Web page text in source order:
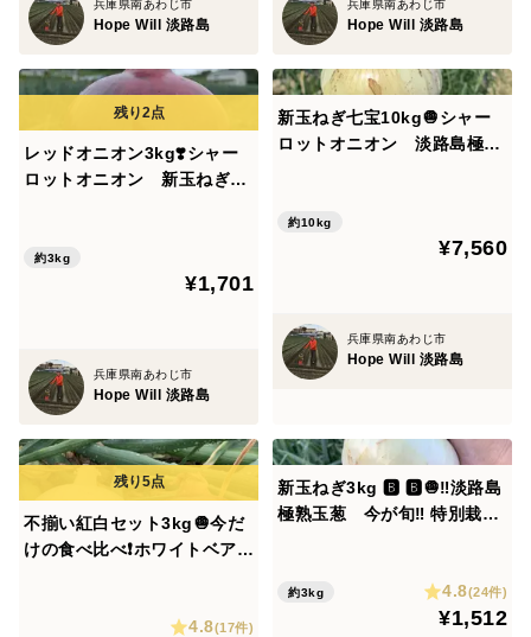
兵庫県南あわじ市
Hope Will 淡路島
兵庫県南あわじ市
Hope Will 淡路島
レッドオニオン3kg❣️シャー
ロットオニオン 新玉ねぎ
約3kg
¥1,701
兵庫県南あわじ市
Hope Will 淡路島
新玉ねぎ七宝10kg🧅シャー
ロットオニオン 淡路島極熟
約10kg
¥7,560
兵庫県南あわじ市
Hope Will 淡路島
不揃い紅白セット3kg🧅今だ
けの食べ比べ❗️ホワイトベア
4.8(17件)
新玉ねぎ3kg 🅱️ 🅱️🧅‼️淡路島
極熟玉葱 今が旬‼️ 特別栽培
約3kg 4.8(24件)
¥1,512